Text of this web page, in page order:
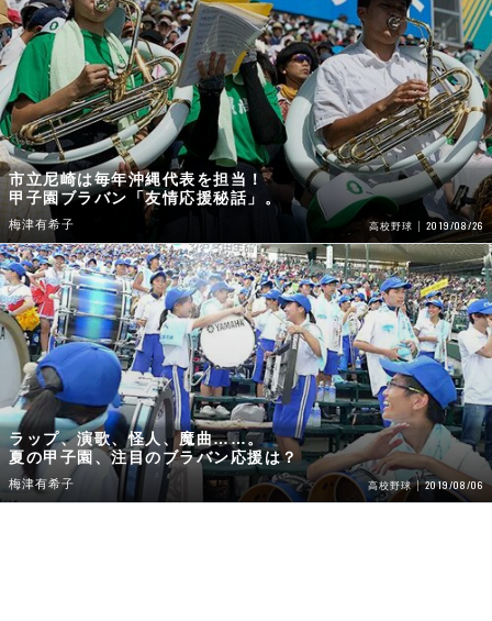
市立尼崎は毎年沖縄代表を担当！
甲子園ブラバン「友情応援秘話」。
梅津有希子 高校野球 2019/08/26
ラップ、演歌、怪人、魔曲……。
夏の甲子園、注目のブラバン応援は？
梅津有希子 高校野球 2019/08/06